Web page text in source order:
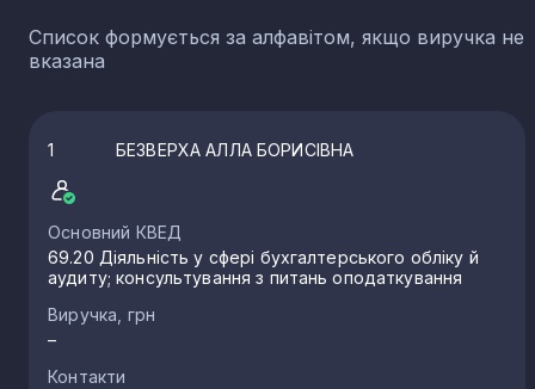
Список формується за алфавітом, якщо виручка не
вказана
1 БЕЗВЕРХА АЛЛА БОРИСІВНА
Основний КВЕД
69.20 Діяльність у сфері бухгалтерського обліку й
аудиту; консультування з питань оподаткування
Виручка, грн
–
Контакти